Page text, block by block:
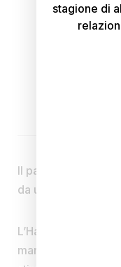
Il pacchetto
da un massaggio
L’Hammam è un
marocchina che
stagione di